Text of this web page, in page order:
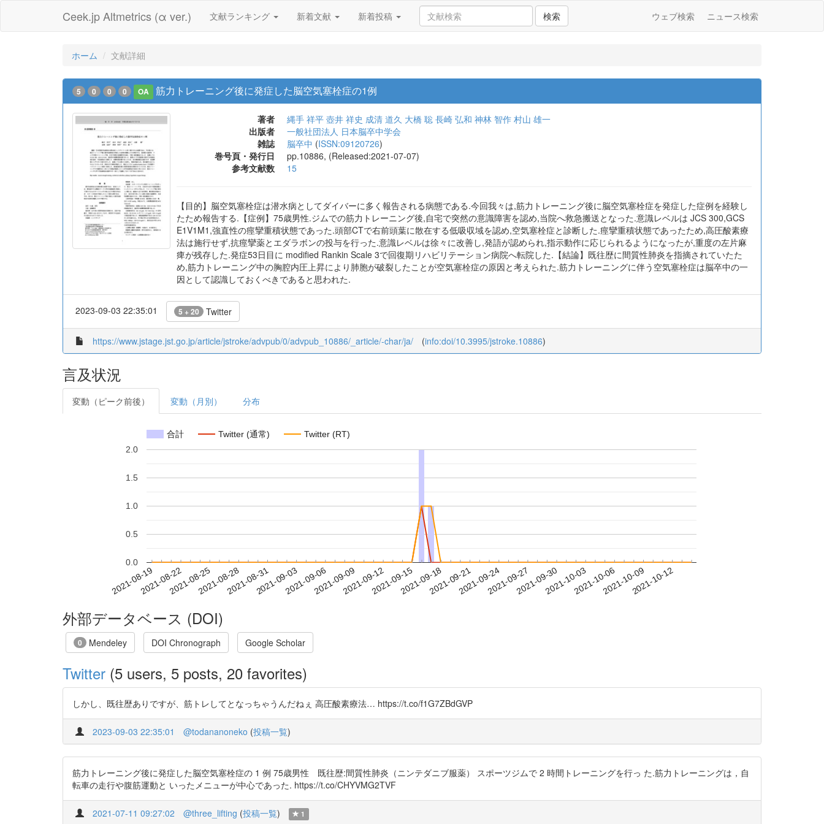
Ceek.jp Altmetrics (α ver.) 文献ランキング 新着文献 新着投稿 検索 ウェブ検索 ニュース検索
ホーム 文献詳細
5 0 0 0 OA 筋力トレーニング後に発症した脳空気塞栓症の1例
著者 縄手 祥平 壺井 祥史 成清 道久 大橋 聡 長崎 弘和 神林 智作 村山 雄一
出版者
一般社団法人 日本脳卒中学会
雑誌
脳卒中 (ISSN:09120726)
巻号頁・発行日
pp.10886, (Released:2021-07-07)
参考文献数
15
【目的】脳空気塞栓症は潜水病としてダイバーに多く報告される病態である.今回我々は,筋力トレーニング後に脳空気塞栓症を発症した症例を経験し
たため報告する.【症例】75歳男性.ジムでの筋力トレーニング後,自宅で突然の意識障害を認め,当院へ救急搬送となった.意識レベルは JCS 300,GCS
E1V1M1,強直性の痙攣重積状態であった.頭部CTで右前頭葉に散在する低吸収域を認め,空気塞栓症と診断した.痙攣重積状態であったため,高圧酸素療
法は施行せず,抗痙攣薬とエダラボンの投与を行った.意識レベルは徐々に改善し,発語が認められ,指示動作に応じられるようになったが,重度の左片麻
痺が残存した.発症53日目に modified Rankin Scale 3で回復期リハビリテーション病院へ転院した.【結論】既往歴に間質性肺炎を指摘されていたた
め,筋力トレーニング中の胸腔内圧上昇により肺胞が破裂したことが空気塞栓症の原因と考えられた.筋力トレーニングに伴う空気塞栓症は脳卒中の一
因として認識しておくべきであると思われた.
2023-09-03 22:35:01 5 + 20 Twitter
https://www.jstage.jst.go.jp/article/jstroke/advpub/0/advpub_10886/_article/-char/ja/ (info:doi/10.3995/jstroke.10886)
言及状況
変動（ピーク前後） 変動（月別） 分布
合計 Twitter (通常) Twitter (RT)
2021-08-192021-08-222021-08-252021-08-282021-08-312021-09-032021-09-062021-09-092021-09-122021-09-152021-09-182021-09-212021-09-242021-09-272021-09-302021-10-032021-10-062021-10-092021-10-12
0.0
0.5
1.0
1.5
2.0
外部データベース (DOI)
0 Mendeley DOI Chronograph Google Scholar
Twitter (5 users, 5 posts, 20 favorites)
しかし、既往歴ありですが、筋トレしてとなっちゃうんだねぇ 高圧酸素療法… https://t.co/f1G7ZBdGVP
2023-09-03 22:35:01 @todananoneko (投稿一覧)
筋力トレーニング後に発症した脳空気塞栓症の 1 例 75歳男性 既往歴:間質性肺炎（ニンテダニブ服薬） スポーツジムで 2 時間トレーニングを行っ た.筋力トレーニングは，自
転車の走行や腹筋運動と いったメニューが中心であった. https://t.co/CHYVMG2TVF
2021-07-11 09:27:02 @three_lifting (投稿一覧) 1